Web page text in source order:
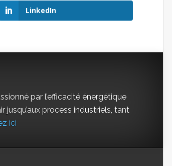
LinkedIn
par l’efficacité énergétique
jusqu’aux process industriels, tant
ici